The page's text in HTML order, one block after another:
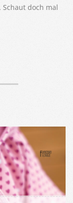
doch mal